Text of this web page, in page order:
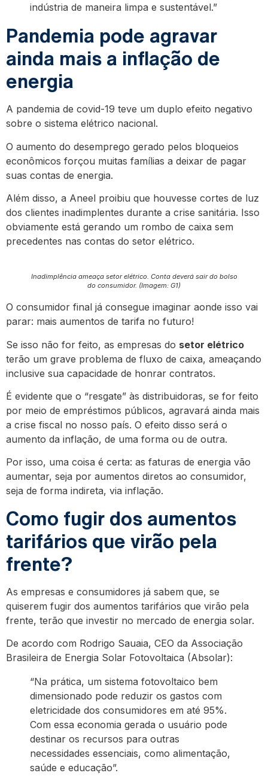
indústria de maneira limpa e sustentável.”
Pandemia pode agravar
ainda mais a inflação de
energia
A pandemia de covid-19 teve um duplo efeito negativo
sobre o sistema elétrico nacional.
O aumento do desemprego gerado pelos bloqueios
econômicos forçou muitas famílias a deixar de pagar
suas contas de energia.
Além disso, a Aneel proibiu que houvesse cortes de luz
dos clientes inadimplentes durante a crise sanitária. Isso
obviamente está gerando um rombo de caixa sem
precedentes nas contas do setor elétrico.
Inadimplência ameaça setor elétrico. Conta deverá sair do bolso
do consumidor. (Imagem: G1)
O consumidor final já consegue imaginar aonde isso vai
parar: mais aumentos de tarifa no futuro!
Se isso não for feito, as empresas do setor elétrico
terão um grave problema de fluxo de caixa, ameaçando
inclusive sua capacidade de honrar contratos.
É evidente que o “resgate” às distribuidoras, se for feito
por meio de empréstimos públicos, agravará ainda mais
a crise fiscal no nosso país. O efeito disso será o
aumento da inflação, de uma forma ou de outra.
Por isso, uma coisa é certa: as faturas de energia vão
aumentar, seja por aumentos diretos ao consumidor,
seja de forma indireta, via inflação.
Como fugir dos aumentos
tarifários que virão pela
frente?
As empresas e consumidores já sabem que, se
quiserem fugir dos aumentos tarifários que virão pela
frente, terão que investir no mercado de energia solar.
De acordo com Rodrigo Sauaia, CEO da Associação
Brasileira de Energia Solar Fotovoltaica (Absolar):
“Na prática, um sistema fotovoltaico bem
dimensionado pode reduzir os gastos com
eletricidade dos consumidores em até 95%.
Com essa economia gerada o usuário pode
destinar os recursos para outras
necessidades essenciais, como alimentação,
saúde e educação”.